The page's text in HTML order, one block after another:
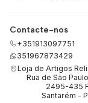
Contacte-nos
+351913097751
351967873429
Loja de Artigos
Rua de São
2495-435
Santarém -